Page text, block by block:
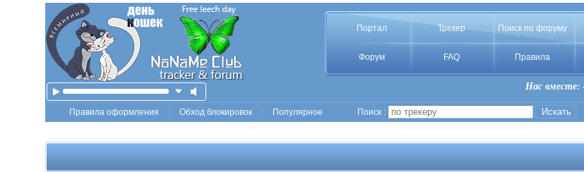
Портал Трекер Поиск по форуму
Форум FAQ Правила
Нас вместе:
Правила оформления Обход блокировок Популярное Поиск :